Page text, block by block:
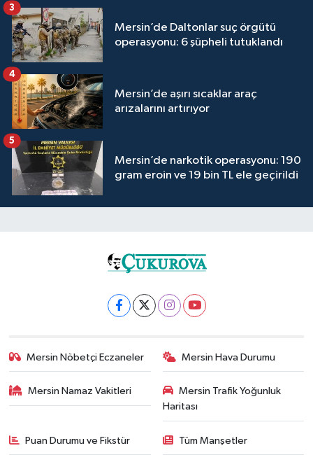
Mersin’de Daltonlar suç örgütü
operasyonu: 6 şüpheli tutuklandı
3
Mersin’de aşırı sıcaklar araç
arızalarını artırıyor
4
Mersin’de narkotik operasyonu: 190
gram eroin ve 19 bin TL ele geçirildi
5
Mersin Nöbetçi Eczaneler Mersin Hava Durumu
Mersin Namaz Vakitleri
Mersin Trafik Yoğunluk
Haritası
Puan Durumu ve Fikstür Tüm Manşetler